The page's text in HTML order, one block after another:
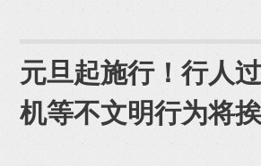
元旦起施行！行人
机等不文明行为将